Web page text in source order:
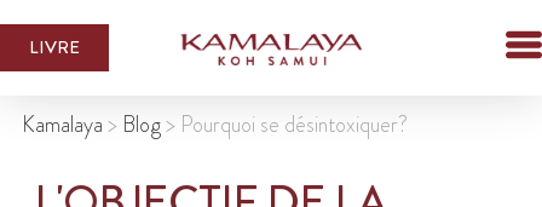
LIVRE
Kamalaya> Blog> Pourquoi se désintoxiquer?